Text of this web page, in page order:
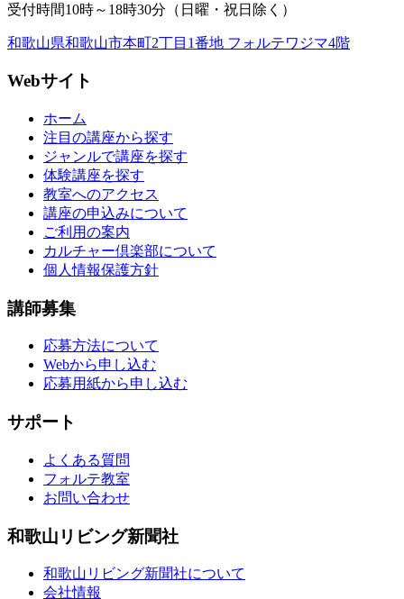
受付時間10時～18時30分（日曜・祝日除く）
和歌山県和歌山市本町2丁目1番地 フォルテワジマ4階
Webサイト
ホーム
注目の講座から探す
ジャンルで講座を探す
体験講座を探す
教室へのアクセス
講座の申込みについて
ご利用の案内
カルチャー倶楽部について
個人情報保護方針
講師募集
応募方法について
Webから申し込む
応募用紙から申し込む
サポート
よくある質問
フォルテ教室
お問い合わせ
和歌山リビング新聞社
和歌山リビング新聞社について
会社情報